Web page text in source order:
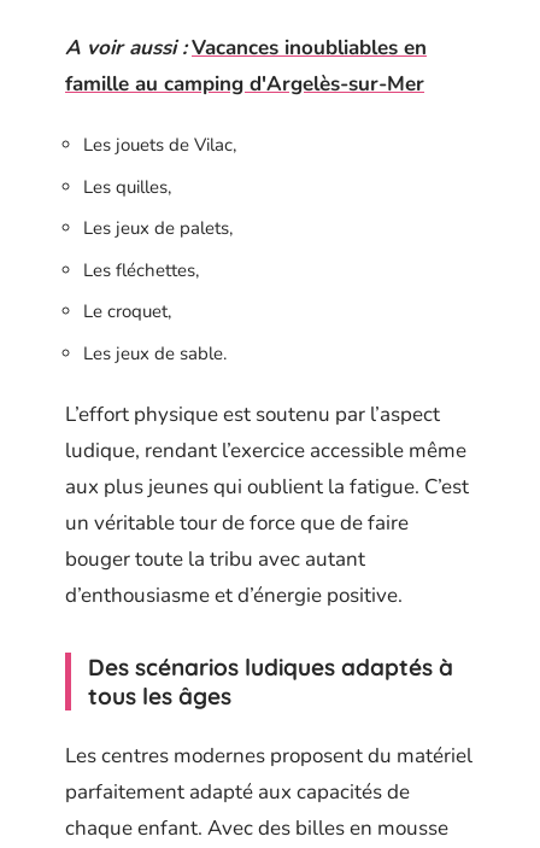
A voir aussi :Vacances inoubliables en
famille au camping d'Argelès-sur-Mer
Les jouets de Vilac,
Les quilles,
Les jeux de palets,
Les fléchettes,
Le croquet,
Les jeux de sable.
L’effort physique est soutenu par l’aspect
ludique, rendant l’exercice accessible même
aux plus jeunes qui oublient la fatigue. C’est
un véritable tour de force que de faire
bouger toute la tribu avec autant
d’enthousiasme et d’énergie positive.
Des scénarios ludiques adaptés à
tous les âges
Les centres modernes proposent du matériel
parfaitement adapté aux capacités de
chaque enfant. Avec des billes en mousse